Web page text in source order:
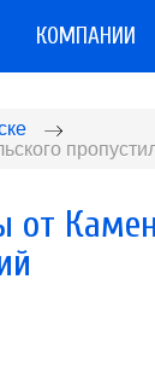
КОМПАНИИ